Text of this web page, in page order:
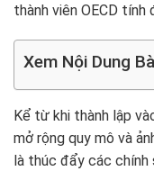
thành viên OECD tính
Xem Nội Dung
Kể từ khi thành lập
mở rộng quy mô và
là thúc đẩy các chính